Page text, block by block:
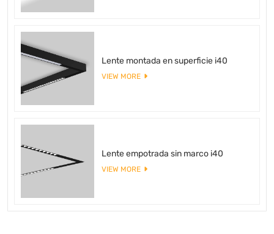
Lente montada en superficie i40
VIEW MORE
Lente empotrada sin marco i40
VIEW MORE